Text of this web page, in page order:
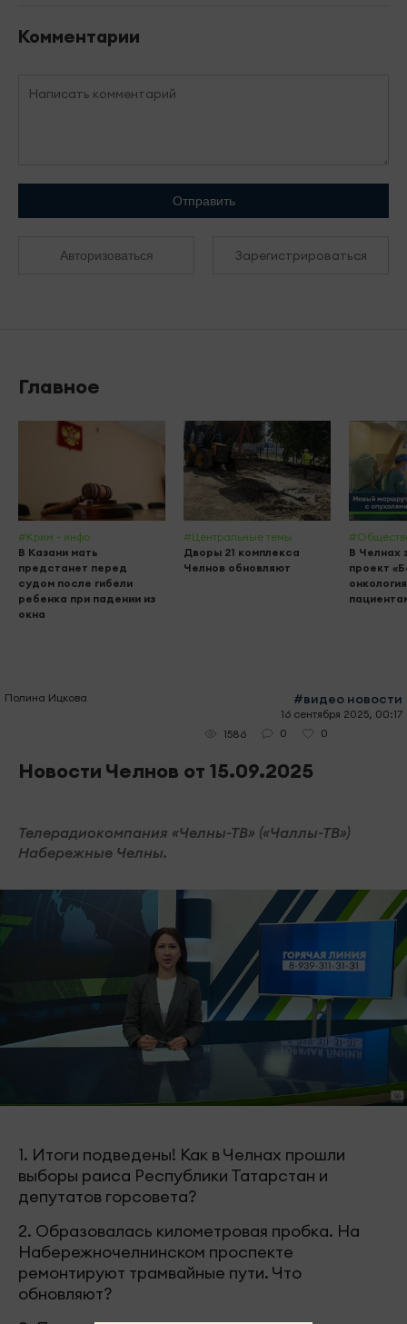
Комментарии
Отправить
Авторизоваться Зарегистрироваться
Главное
#Крим - инфо
В Казани мать
предстанет перед
судом после гибели
ребенка при падении из
окна
#Центральные темы
Дворы 21 комплекса
Челнов обновляют
В Челнах
проект
Полина Ицкова #видео новости
16 сентября 2025, 00:17
1586
0 0
Новости Челнов от 15.09.2025
Телерадиокомпания «Челны-ТВ» («Чаллы-ТВ»)
Набережные Челны.
1. Итоги подведены! Как в Челнах прошли
выборы раиса Республики Татарстан и
депутатов горсовета?
2. Образовалась километровая пробка. На
Набережночелнинском проспекте
ремонтируют трамвайные пути. Что
обновляют?